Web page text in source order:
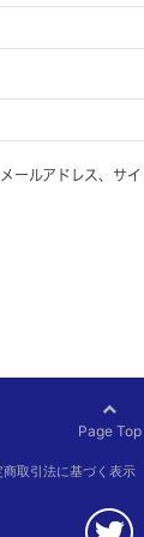
ールアドレス、サイ
Page Top
商取引法に基づく表示